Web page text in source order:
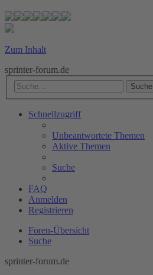
Zum Inhalt
sprinter-forum.de
Suche
Schnellzugriff
Unbeantwortete Themen
Aktive Themen
Suche
FAQ
Anmelden
Registrieren
Foren-Übersicht
Suche
sprinter-forum.de